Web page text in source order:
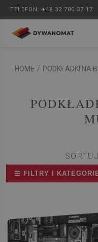
TELEFON: +48 32 700 37 17
HOME / PODKŁADKI NA
☰ FILTRY I